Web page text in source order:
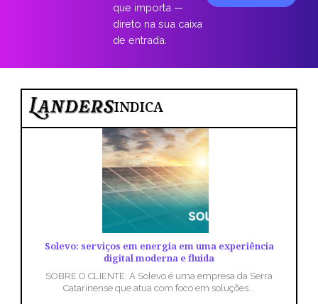
que importa —
direto na sua caixa
de entrada.
INDICA
Solevo: serviços em energia em uma experiência
digital moderna e fluida
SOBRE O CLIENTE: A Solevo é uma empresa da Serra
Catarinense que atua com foco em soluções...